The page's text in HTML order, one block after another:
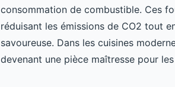
consommation de combustible. Ces
réduisant les émissions de CO2 tout
savoureuse. Dans les cuisines
devenant une pièce maîtresse pour